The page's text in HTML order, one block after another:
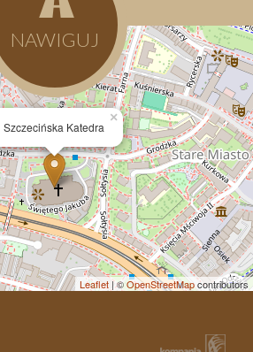
NAWIGUJ
Szczecińska Katedra
×
Leaflet | ©OpenStreetMapcontributors